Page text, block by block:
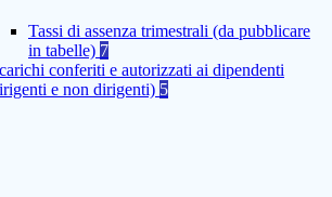
Tassi di assenza trimestrali (da pubblicare
in tabelle) 7
conferiti e autorizzati ai dipendenti
e non dirigenti) 5